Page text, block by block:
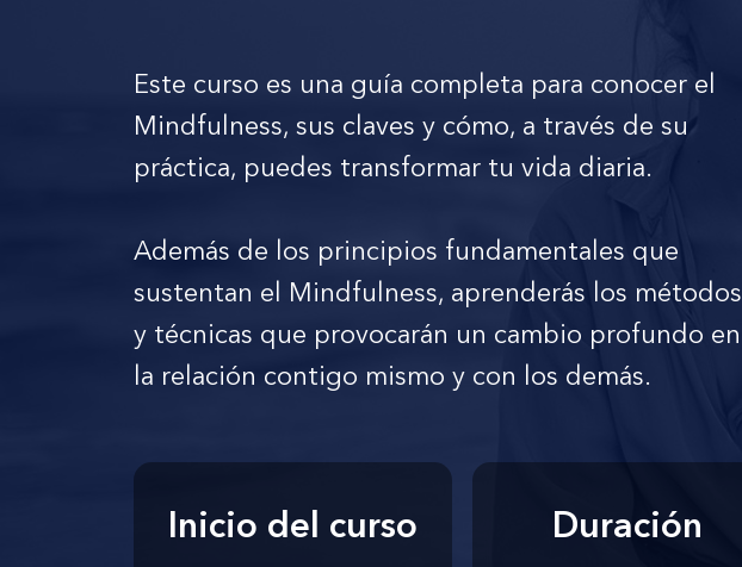
Este curso es una guía completa para conocer el
Mindfulness, sus claves y cómo, a través de su
práctica, puedes transformar tu vida diaria.
Además de los principios fundamentales que
sustentan el Mindfulness, aprenderás los métodos
y técnicas que provocarán un cambio profundo en
la relación contigo mismo y con los demás.
Inicio del curso Duración